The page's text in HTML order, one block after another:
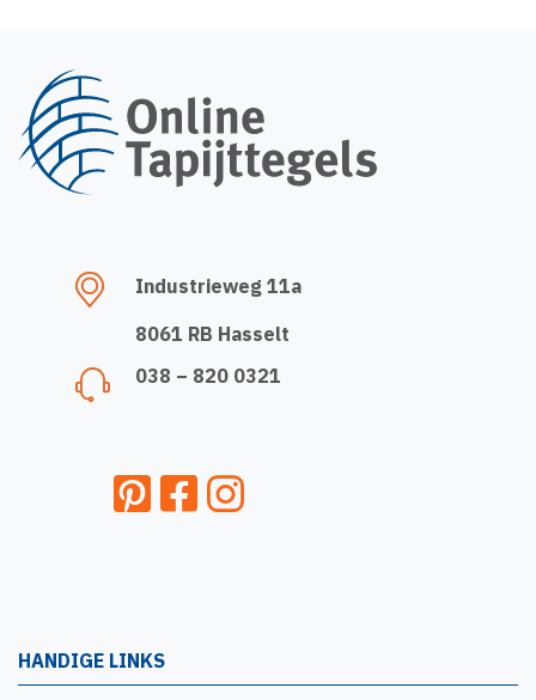
Industrieweg 11a
8061 RB Hasselt
038 – 820 0321
HANDIGE LINKS